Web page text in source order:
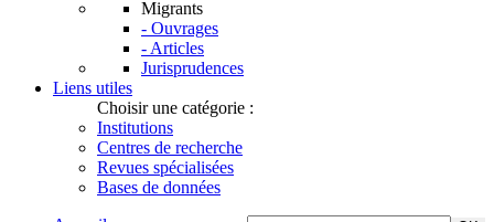
Migrants
- Ouvrages
- Articles
Jurisprudences
Liens utiles
Choisir une catégorie :
Institutions
Centres de recherche
Revues spécialisées
Bases de données